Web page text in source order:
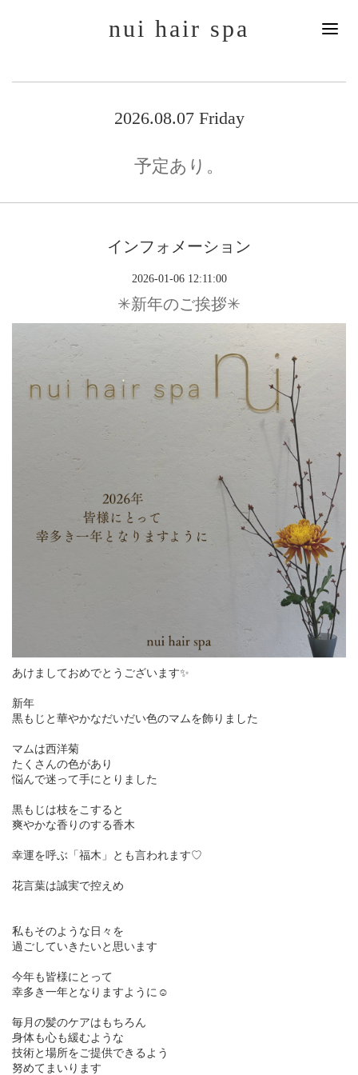
nui hair spa
2026.08.07 Friday
予定あり。
インフォメーション
2026-01-06 12:11:00
✳︎新年のご挨拶✳︎
あけましておめでとうございます✨
新年
黒もじと華やかなだいだい色のマムを飾りました
マムは西洋菊
たくさんの色があり
悩んで迷って手にとりました
黒もじは枝をこすると
爽やかな香りのする香木
幸運を呼ぶ「福木」とも言われます♡
花言葉は誠実で控えめ
私もそのような日々を
過ごしていきたいと思います
今年も皆様にとって
幸多き一年となりますように☺︎
毎月の髪のケアはもちろん
身体も心も緩むような
技術と場所をご提供できるよう
努めてまいります